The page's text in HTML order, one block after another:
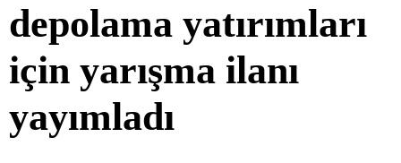
depolama yatırımları
için yarışma ilanı
yayımladı